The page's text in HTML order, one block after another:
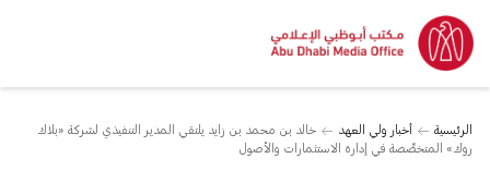
الرئيسية أخبار ولي العهد
خالد بن محمد بن زايد يلتقي المدير التنفيذي لشركة «بلاك
روك» المتخصِّصة في إدارة الاستثمارات والأصول